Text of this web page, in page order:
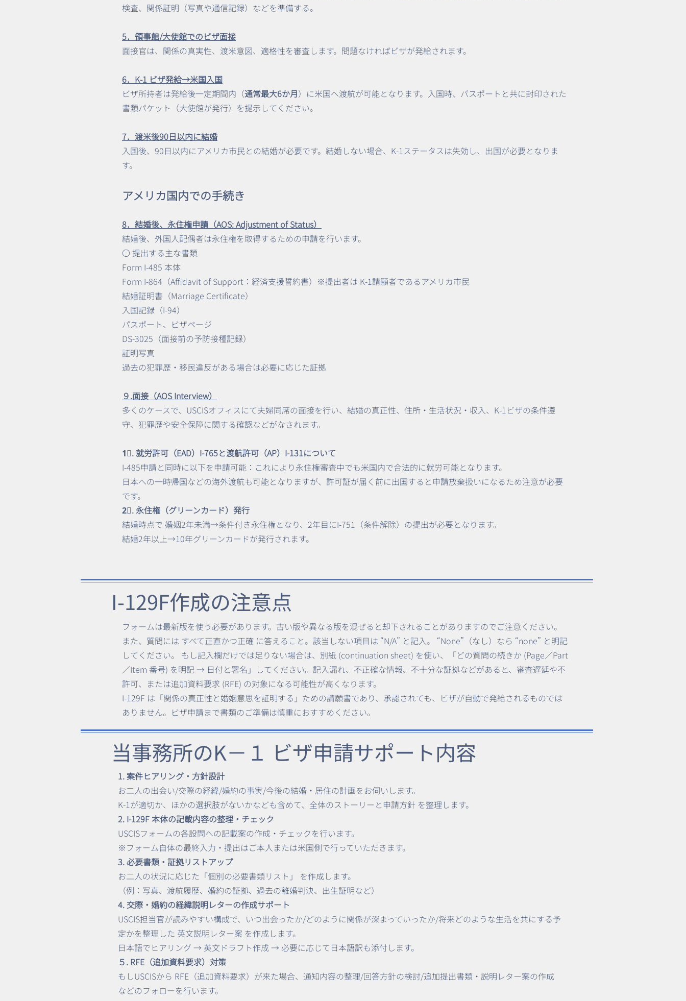
検査、関係証明（写真や通信記録）などを準備する。
5．領事館/大使館でのビザ面接
面接官は、関係の真実性、渡米意図、適格性を審査します。問題なければビザが発給されます。
6．K-1 ビザ発給→米国入国
ビザ所持者は発給後一定期間内（通常最大6か月）に米国へ渡航が可能となります。入国時、パスポートと共に封印された
書類パケット（大使館が発行）を提示してください。
7．渡米後90日以内に結婚
入国後、90日以内にアメリカ市民との結婚が必要です。結婚しない場合、K-1ステータスは失効し、出国が必要となりま
す。
アメリカ国内での手続き
8．結婚後、永住権申請（AOS: Adjustment of Status）
結婚後、外国人配偶者は永住権を取得するための申請を行います。
〇 提出する主な書類
Form I-485 本体
Form I-864（Affidavit of Support：経済支援誓約書）※提出者は K-1請願者であるアメリカ市民
結婚証明書（Marriage Certificate）
入国記録（I-94）
パスポート、ビザページ
DS-3025（面接前の予防接種記録）
証明写真
過去の犯罪歴・移民違反がある場合は必要に応じた証拠
９.面接（AOS Interview）
多くのケースで、USCISオフィスにて夫婦同席の面接を行い、結婚の真正性、住所・生活状況・収入、K-1ビザの条件遵
守、犯罪歴や安全保障に関する確認などがなされます。
1⃣. 就労許可（EAD）I-765と渡航許可（AP）I-131について
I-485申請と同時に以下を申請可能：これにより永住権審査中でも米国内で合法的に就労可能となります。
日本への一時帰国などの海外渡航も可能となりますが、許可証が届く前に出国すると申請放棄扱いになるため注意が必要
です。
2⃣. 永住権（グリーンカード）発行
結婚時点で 婚姻2年未満→条件付き永住権となり、2年目にI-751（条件解除）の提出が必要となります。
結婚2年以上→10年グリーンカードが発行されます。
​I-129F作成の注意点
フォームは最新版を使う必要があります。古い版や異なる版を混ぜると却下されることがありますのでご注意ください。
また、質問には すべて正直かつ正確 に答えること。該当しない項目は “N/A” と記入。 “None”（なし）なら “none” と明記
してください。 もし記入欄だけでは足りない場合は、別紙 (continuation sheet) を使い、「どの質問の続きか (Page／Part
／Item 番号) を明記 → 日付と署名」してください。記入漏れ、不正確な情報、不十分な証拠などがあると、審査遅延や不
許可、または追加資料要求 (RFE) の対象になる可能性が高くなります。
I-129F は「関係の真正性と婚姻意思を証明する」ための請願書であり、承認されても、ビザが自動で発給されるものでは
ありません。ビザ申請まで書類のご準備は慎重におすすめください。
当事務所のK－１ ビザ申請サポート内容
1. 案件ヒアリング・方針設計
お二人の出会い/交際の経緯/婚約の事実/今後の結婚・居住の計画をお伺いします。
K-1が適切か、ほかの選択肢がないかなども含めて、全体のストーリーと申請方針 を整理します。
2. I-129F 本体の記載内容の整理・チェック
USCISフォームの各設問への記載案の作成・チェックを行います。
※フォーム自体の最終入力・提出はご本人または米国側で行っていただきます。
3. 必要書類・証拠リストアップ
お二人の状況に応じた「個別の必要書類リスト」 を作成します。
（例：写真、渡航履歴、婚約の証拠、過去の離婚判決、出生証明など）
4. 交際・婚約の経緯説明レターの作成サポート
USCIS担当官が読みやすい構成で、いつ出会ったか/どのように関係が深まっていったか/将来どのような生活を共にする予
定かを整理した 英文説明レター案 を作成します。
日本語でヒアリング → 英文ドラフト作成 → 必要に応じて日本語訳も添付します。
５. RFE（追加資料要求）対策
もしUSCISから RFE（追加資料要求）が来た場合、通知内容の整理/回答方針の検討/追加提出書類・説明レター案の作成
などのフォローを行います。